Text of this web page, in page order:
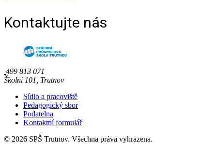
Kontaktujte nás
499 813 071
Školní 101, Trutnov
Sídlo a pracoviště
Pedagogický sbor
Podatelna
Kontaktní formulář
© 2026 SPŠ Trutnov. Všechna práva vyhrazena.